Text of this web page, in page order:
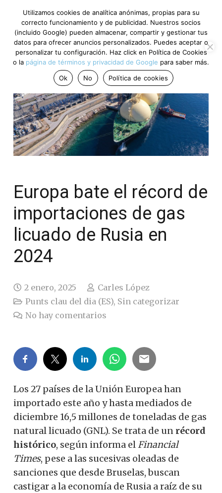
Europa bate el récord de
importaciones de gas
licuado de Rusia en
2024
2 enero, 2025
Carles López
Punts clau del dia (ES), Sin categorizar
No hay comentarios
Los 27 países de la Unión Europea han
importado este año y hasta mediados de
diciembre 16,5 millones de toneladas de gas
natural licuado (GNL). Se trata de un récord
histórico, según informa el Financial
Times, pese a las sucesivas oleadas de
sanciones que desde Bruselas, buscan
castigar a la economía de Rusia a raíz de su
Utilizamos cookies de analítica anónimas, propias para su
correcto funcionamiento y de publicidad. Nuestros socios
(incluido Google) pueden almacenar, compartir y gestionar tus
datos para ofrecer anuncios personalizados. Puedes aceptar o
personalizar tu configuración. Haz click en Política de Cookies
o la página de términos y privacidad de Google para saber más.
Ok
No Política de cookies